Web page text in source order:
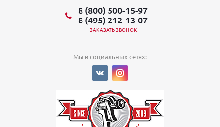
8 (800) 500-15-97
8 (495) 212-13-07
ЗАКАЗАТЬ ЗВОНОК
Мы в социальных сетях: